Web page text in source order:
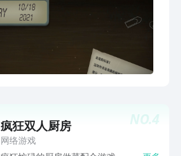
NO.4
疯狂双人厨房
网络游戏